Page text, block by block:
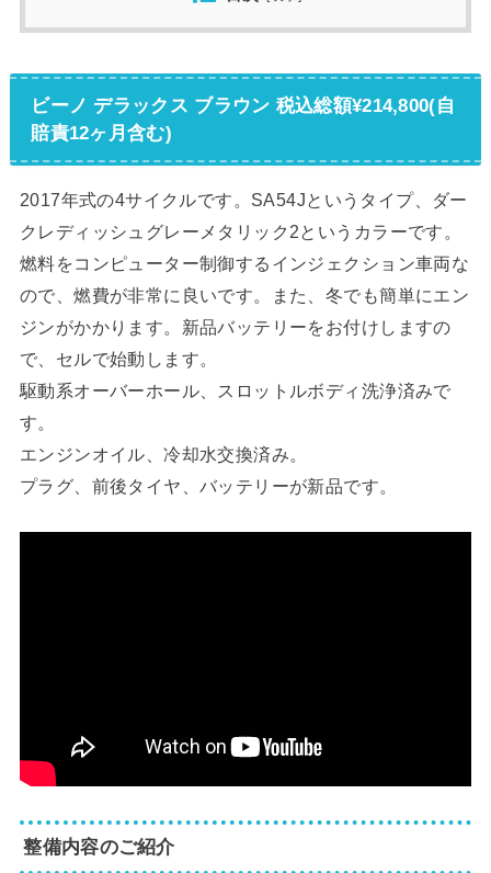
ビーノ デラックス ブラウン 税込総額¥214,800(自
賠責12ヶ月含む)
2017年式の4サイクルです。SA54Jというタイプ、ダー
クレディッシュグレーメタリック2というカラーです。
燃料をコンピューター制御するインジェクション車両な
ので、燃費が非常に良いです。また、冬でも簡単にエン
ジンがかかります。新品バッテリーをお付けしますの
で、セルで始動します。
駆動系オーバーホール、スロットルボディ洗浄済みで
す。
エンジンオイル、冷却水交換済み。
プラグ、前後タイヤ、バッテリーが新品です。
整備内容のご紹介